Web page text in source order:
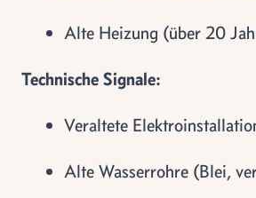
Alte Heizung (über 20
Technische Signale:
Veraltete
Alte Wasserrohre (Blei,